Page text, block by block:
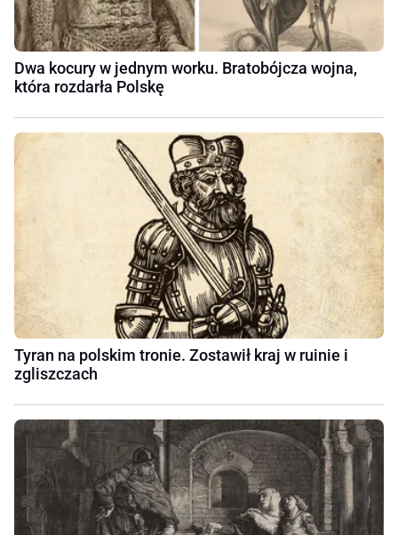
Dwa kocury w jednym worku. Bratobójcza wojna,
która rozdarła Polskę
Tyran na polskim tronie. Zostawił kraj w ruinie i
zgliszczach